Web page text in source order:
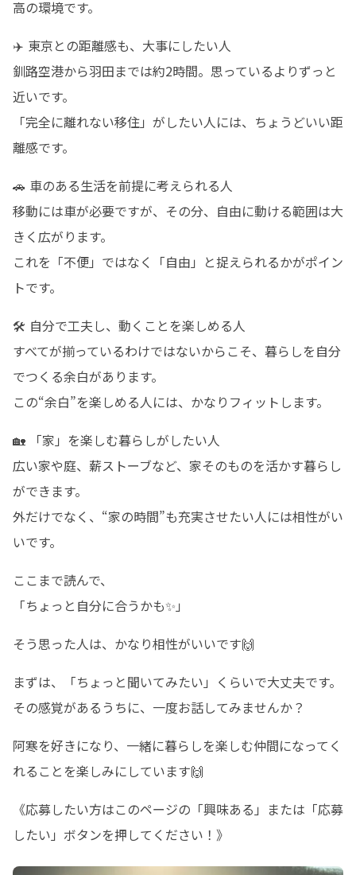
高の環境です。
✈️ 東京との距離感も、大事にしたい人
釧路空港から羽田までは約2時間。思っているよりずっと
近いです。
「完全に離れない移住」がしたい人には、ちょうどいい距
離感です。
🚗 車のある生活を前提に考えられる人
移動には車が必要ですが、その分、自由に動ける範囲は大
きく広がります。
これを「不便」ではなく「自由」と捉えられるかがポイン
トです。
🛠️ 自分で工夫し、動くことを楽しめる人
すべてが揃っているわけではないからこそ、暮らしを自分
でつくる余白があります。
この“余白”を楽しめる人には、かなりフィットします。
🏡 「家」を楽しむ暮らしがしたい人
広い家や庭、薪ストーブなど、家そのものを活かす暮らし
ができます。
外だけでなく、“家の時間”も充実させたい人には相性がい
いです。
ここまで読んで、
「ちょっと自分に合うかも✨」
そう思った人は、かなり相性がいいです🙌
まずは、「ちょっと聞いてみたい」くらいで大丈夫です。
その感覚があるうちに、一度お話してみませんか？
阿寒を好きになり、一緒に暮らしを楽しむ仲間になってく
れることを楽しみにしています🙌
《応募したい方はこのページの「興味ある」または「応募
したい」ボタンを押してください！》